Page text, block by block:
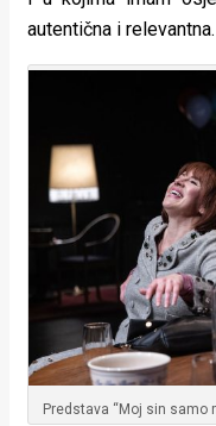
autentična i relevantna.
Predstava “Moj sin samo